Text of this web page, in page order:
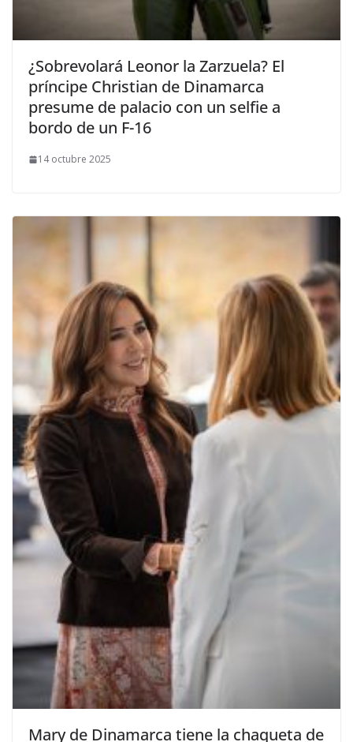
​¿Sobrevolará Leonor la Zarzuela? El
príncipe Christian de Dinamarca
presume de palacio con un selfie a
bordo de un F-16
14 octubre 2025
​Mary de Dinamarca tiene la chaqueta de